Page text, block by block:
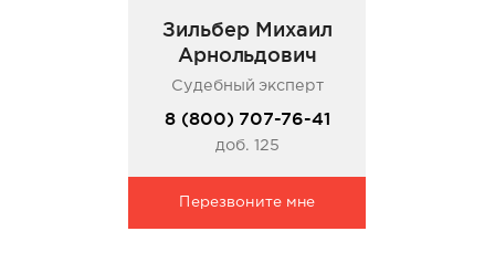
Зильбер Михаил
Арнольдович
Судебный эксперт
8 (800) 707-76-41
доб. 125
Перезвоните мне